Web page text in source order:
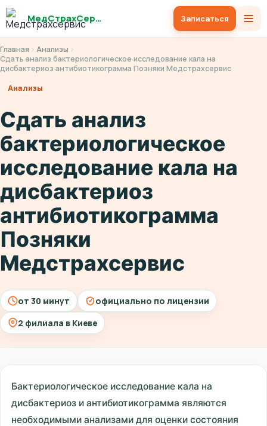
МедСтрахСервис Записаться
Главная
Анализы
Сдать анализ бактериологическое исследование кала на
дисбактериоз антибиотикограмма Позняки Медстрахсервис
Анализы
Сдать анализ
бактериологическое
исследование кала на
дисбактериоз
антибиотикограмма
Позняки
Медстрахсервис
от 30 минут
официально по лицензии
2 филиала в Киеве
Бактериологическое исследование кала на
дисбактериоз и антибиотикограмма являются
необходимыми анализами для оценки состояния